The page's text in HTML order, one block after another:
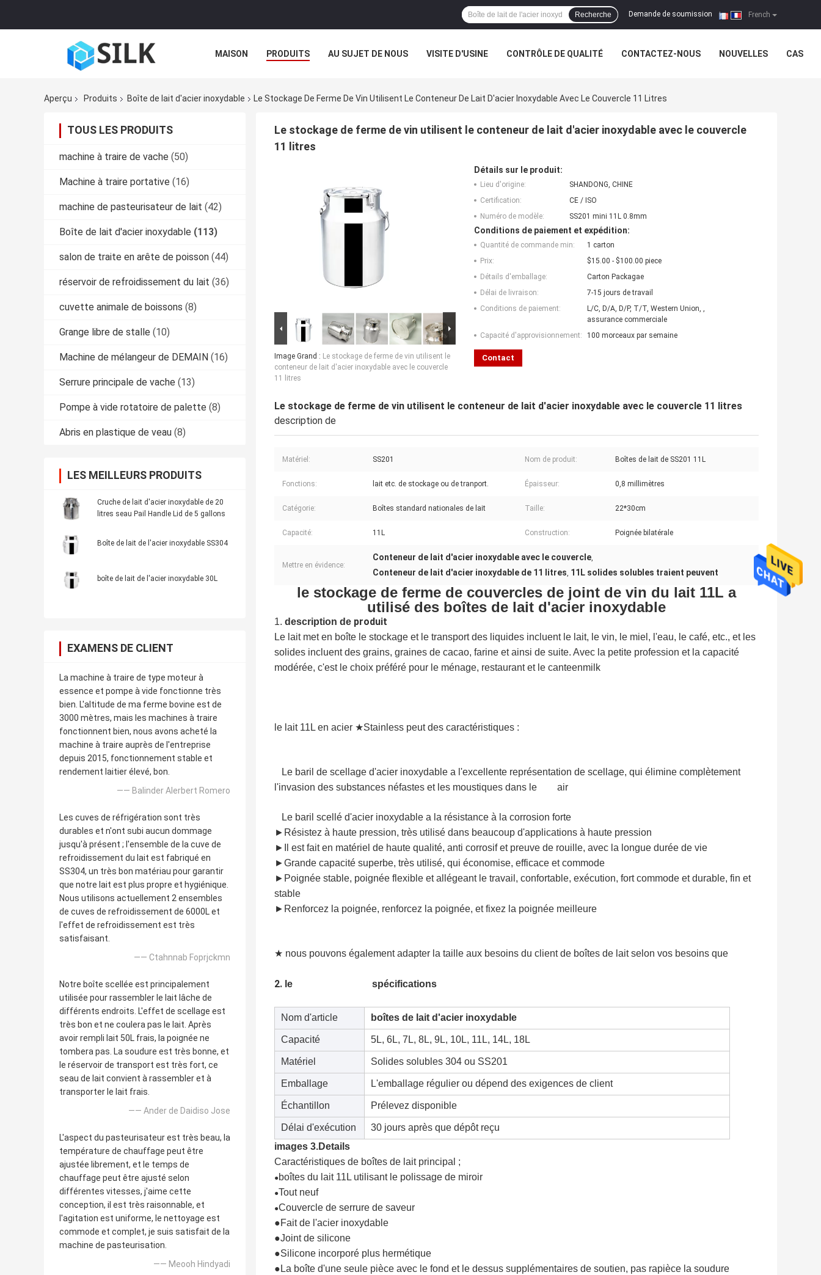
French
Demande de soumission |
Recherche
MAISON PRODUITS AU SUJET DE NOUS VISITE D'USINE CONTRÔLE DE QUALITÉ CONTACTEZ-NOUS NOUVELLES CAS
Aperçu Produits Boîte de lait d'acier inoxydable Le Stockage De Ferme De Vin Utilisent Le Conteneur De Lait D'acier Inoxydable Avec Le Couvercle 11 Litres
TOUS LES PRODUITS
machine à traire de vache (50)
Machine à traire portative (16)
machine de pasteurisateur de lait (42)
Boîte de lait d'acier inoxydable (113)
salon de traite en arête de poisson (44)
réservoir de refroidissement du lait (36)
cuvette animale de boissons (8)
Grange libre de stalle (10)
Machine de mélangeur de DEMAIN (16)
Serrure principale de vache (13)
Pompe à vide rotatoire de palette (8)
Abris en plastique de veau (8)
LES MEILLEURS PRODUITS
Cruche de lait d'acier inoxydable de 20
litres seau Pail Handle Lid de 5 gallons
Boîte de lait de l'acier inoxydable SS304
boîte de lait de l'acier inoxydable 30L
EXAMENS DE CLIENT
La machine à traire de type moteur à
essence et pompe à vide fonctionne très
bien. L'altitude de ma ferme bovine est de
3000 mètres, mais les machines à traire
fonctionnent bien, nous avons acheté la
machine à traire auprès de l'entreprise
depuis 2015, fonctionnement stable et
rendement laitier élevé, bon.
—— Balinder Alerbert Romero
Les cuves de réfrigération sont très
durables et n'ont subi aucun dommage
jusqu'à présent ; l'ensemble de la cuve de
refroidissement du lait est fabriqué en
SS304, un très bon matériau pour garantir
que notre lait est plus propre et hygiénique.
Nous utilisons actuellement 2 ensembles
de cuves de refroidissement de 6000L et
l'effet de refroidissement est très
satisfaisant.
—— Ctahnnab Foprjckmn
Notre boîte scellée est principalement
utilisée pour rassembler le lait lâche de
différents endroits. L'effet de scellage est
très bon et ne coulera pas le lait. Après
avoir rempli lait 50L frais, la poignée ne
tombera pas. La soudure est très bonne, et
le réservoir de transport est très fort, ce
seau de lait convient à rassembler et à
transporter le lait frais.
—— Ander de Daidiso Jose
L'aspect du pasteurisateur est très beau, la
température de chauffage peut être
ajustée librement, et le temps de
chauffage peut être ajusté selon
différentes vitesses, j'aime cette
conception, il est très raisonnable, et
l'agitation est uniforme, le nettoyage est
commode et complet, je suis satisfait de la
machine de pasteurisation.
—— Meooh Hindyadi
Le stockage de ferme de vin utilisent le conteneur de lait d'acier inoxydable avec le couvercle
11 litres
Image Grand : Le stockage de ferme de vin utilisent le
conteneur de lait d'acier inoxydable avec le couvercle
11 litres
Détails sur le produit:
Lieu d'origine:
SHANDONG, CHINE
Certification:
CE / ISO
Numéro de modèle:
SS201 mini 11L 0.8mm
Conditions de paiement et expédition:
Quantité de commande min:
1 carton
Prix:
$15.00 - $100.00 piece
Détails d'emballage:
Carton Packagae
Délai de livraison:
7-15 jours de travail
Conditions de paiement:
L/C, D/A, D/P, T/T, Western Union, ,
assurance commerciale
Capacité d'approvisionnement:
100 morceaux par semaine
Contact
Le stockage de ferme de vin utilisent le conteneur de lait d'acier inoxydable avec le couvercle 11 litres
description de
Matériel: SS201 Nom de produit: Boîtes de lait de SS201 11L
Fonctions: lait etc. de stockage ou de tranport. Épaisseur: 0,8 millimètres
Catégorie: Boîtes standard nationales de lait Taille: 22*30cm
Capacité: 11L Construction: Poignée bilatérale
Mettre en évidence:
Conteneur de lait d'acier inoxydable avec le couvercle,
Conteneur de lait d'acier inoxydable de 11 litres, 11L solides solubles traient peuvent
le stockage de ferme de couvercles de joint de vin du lait 11L a
utilisé des boîtes de lait d'acier inoxydable
1. description de produit
Le lait met en boîte le stockage et le transport des liquides incluent le lait, le vin, le miel, l'eau, le café, etc., et les
solides incluent des grains, graines de cacao, farine et ainsi de suite. Avec la petite profession et la capacité
modérée, c'est le choix préféré pour le ménage, restaurant et le canteenmilk
le lait 11L en acier ★Stainless peut des caractéristiques :
Le baril de scellage d'acier inoxydable a l'excellente représentation de scellage, qui élimine complètement
l'invasion des substances néfastes et les moustiques dans le
air
Le baril scellé d'acier inoxydable a la résistance à la corrosion forte
►Résistez à haute pression, très utilisé dans beaucoup d'applications à haute pression
►Il est fait en matériel de haute qualité, anti corrosif et preuve de rouille, avec la longue durée de vie
►Grande capacité superbe, très utilisé, qui économise, efficace et commode
►Poignée stable, poignée flexible et allégeant le travail, confortable, exécution, fort commode et durable, fin et
stable
►Renforcez la poignée, renforcez la poignée, et fixez la poignée meilleure
★ nous pouvons également adapter la taille aux besoins du client de boîtes de lait selon vos besoins que
2. le spécifications
Nom d'article boîtes de lait d'acier inoxydable
Capacité 5L, 6L, 7L, 8L, 9L, 10L, 11L, 14L, 18L
Matériel Solides solubles 304 ou SS201
Emballage L'emballage régulier ou dépend des exigences de client
Échantillon Prélevez disponible
Délai d'exécution
30 jours après que dépôt reçu
images 3.Details
Caractéristiques de boîtes de lait principal ;
●boîtes du lait 11L utilisant le polissage de miroir
●Tout neuf
●Couvercle de serrure de saveur
●Fait de l'acier inoxydable
●Joint de silicone
●Silicone incorporé plus hermétique
●La boîte d'une seule pièce avec le fond et le dessus supplémentaires de soutien, pas rapièce la soudure